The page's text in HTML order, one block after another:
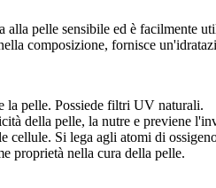
alla pelle sensibile ed è
composizione, fornisce
la pelle. Possiede filtri UV naturali.
della pelle, la nutre e previene
cellule. Si lega agli atomi di
proprietà nella cura della pelle.